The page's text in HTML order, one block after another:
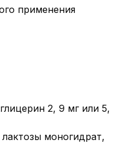
применения
2, 9 мг или 5,
лактозы моногидрат,